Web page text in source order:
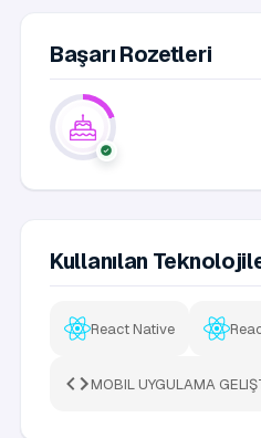
Başarı Rozetleri
Kullanılan
React Native
MOBIL UYGULAMA